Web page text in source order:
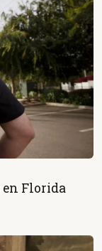
en Florida